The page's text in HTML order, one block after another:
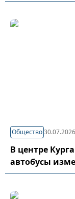
Общество
В центре
автобусы